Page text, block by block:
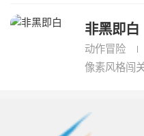
非黑即白
动作冒险
像素风格闯